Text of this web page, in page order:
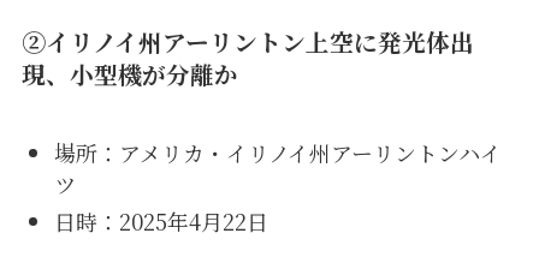
②イリノイ州アーリントン上空に発光体出
現、小型機が分離か
場所：アメリカ・イリノイ州アーリントンハイ
ツ
日時：2025年4月22日